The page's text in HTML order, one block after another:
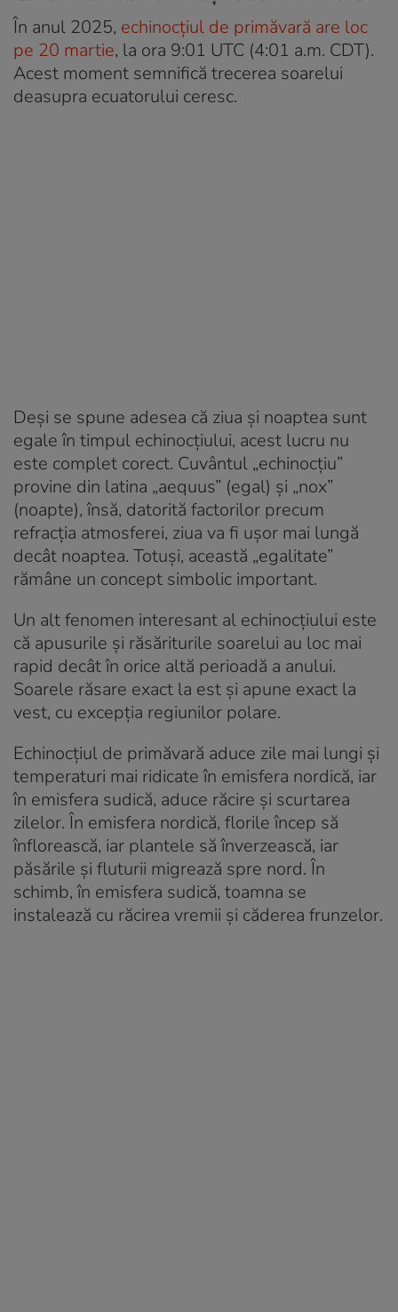
În anul 2025, echinocțiul de primăvară are loc
pe 20 martie, la ora 9:01 UTC (4:01 a.m. CDT).
Acest moment semnifică trecerea soarelui
deasupra ecuatorului ceresc.
Deși se spune adesea că ziua și noaptea sunt
egale în timpul echinocțiului, acest lucru nu
este complet corect. Cuvântul „echinocțiu”
provine din latina „aequus” (egal) și „nox”
(noapte), însă, datorită factorilor precum
refracția atmosferei, ziua va fi ușor mai lungă
decât noaptea. Totuși, această „egalitate”
rămâne un concept simbolic important.
Un alt fenomen interesant al echinocțiului este
că apusurile și răsăriturile soarelui au loc mai
rapid decât în orice altă perioadă a anului.
Soarele răsare exact la est și apune exact la
vest, cu excepția regiunilor polare.
Echinocțiul de primăvară aduce zile mai lungi și
temperaturi mai ridicate în emisfera nordică, iar
în emisfera sudică, aduce răcire și scurtarea
zilelor. În emisfera nordică, florile încep să
înflorească, iar plantele să înverzească, iar
păsările și fluturii migrează spre nord. În
schimb, în emisfera sudică, toamna se
instalează cu răcirea vremii și căderea frunzelor.